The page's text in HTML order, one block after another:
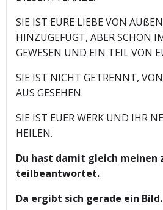
SIE IST EURE LIEBE VON
HINZUGEFÜGT, ABER SCHON
GEWESEN UND EIN TEIL VON
SIE IST NICHT GETRENNT,
AUS GESEHEN.
SIE IST EUER WERK UND IHR
HEILEN.
Du hast damit gleich meinen
teilbeantwortet.
Da ergibt sich gerade ein Bild.